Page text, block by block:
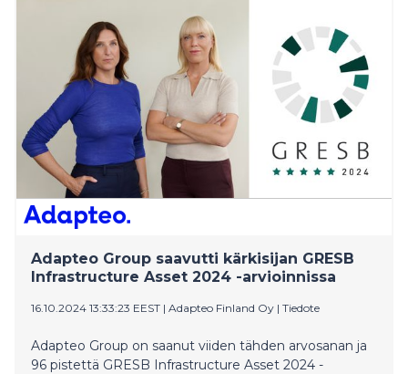
Adapteo Group saavutti kärkisijan GRESB
Infrastructure Asset 2024 -arvioinnissa
16.10.2024 13:33:23 EEST | Adapteo Finland Oy | Tiedote
Adapteo Group on saanut viiden tähden arvosanan ja
96 pistettä GRESB Infrastructure Asset 2024 -